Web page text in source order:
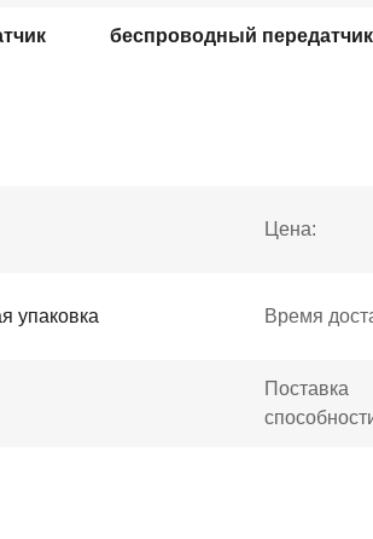
Цена:
упаковка Время
Поставка